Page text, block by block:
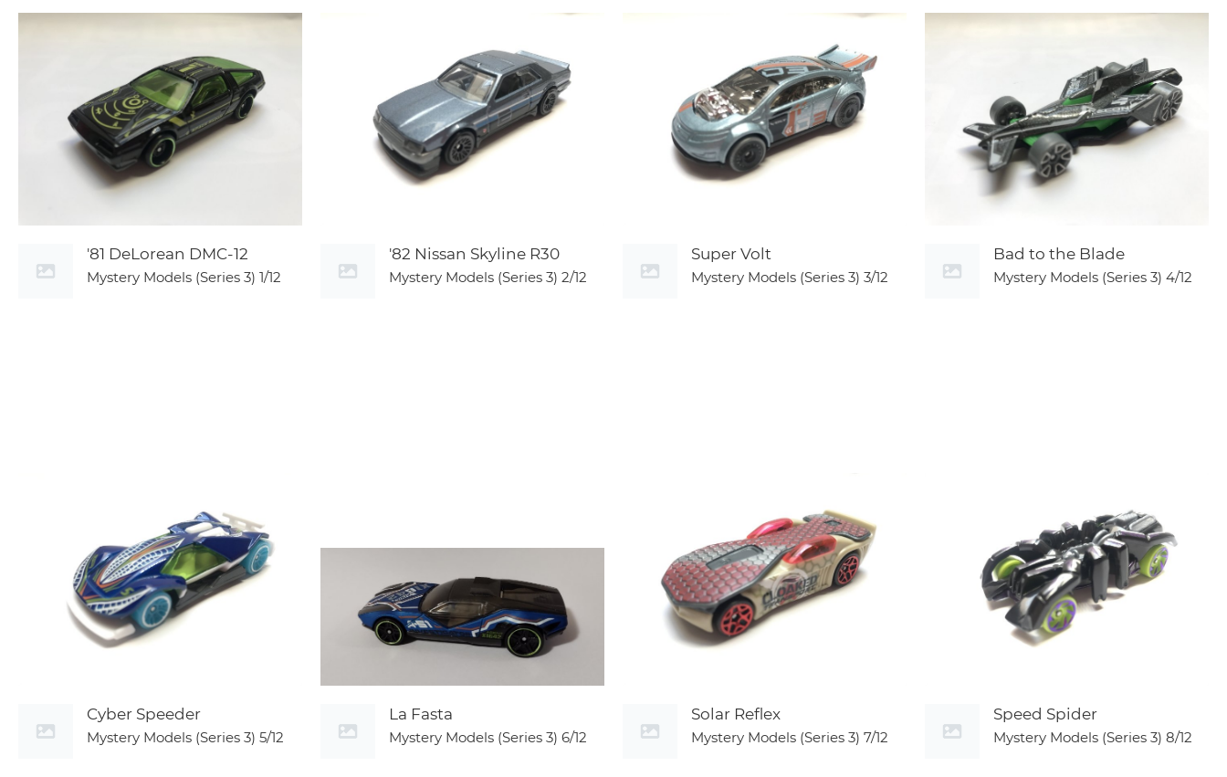
'81 DeLorean DMC-12
Mystery Models (Series 3) 1/12
'82 Nissan Skyline R30
Mystery Models (Series 3) 2/12
Super Volt
Mystery Models (Series 3) 3/12
Bad to the Blade
Mystery Models (Series 3) 4/12
Cyber Speeder
Mystery Models (Series 3) 5/12
La Fasta
Mystery Models (Series 3) 6/12
Solar Reflex
Mystery Models (Series 3) 7/12
Speed Spider
Mystery Models (Series 3) 8/12